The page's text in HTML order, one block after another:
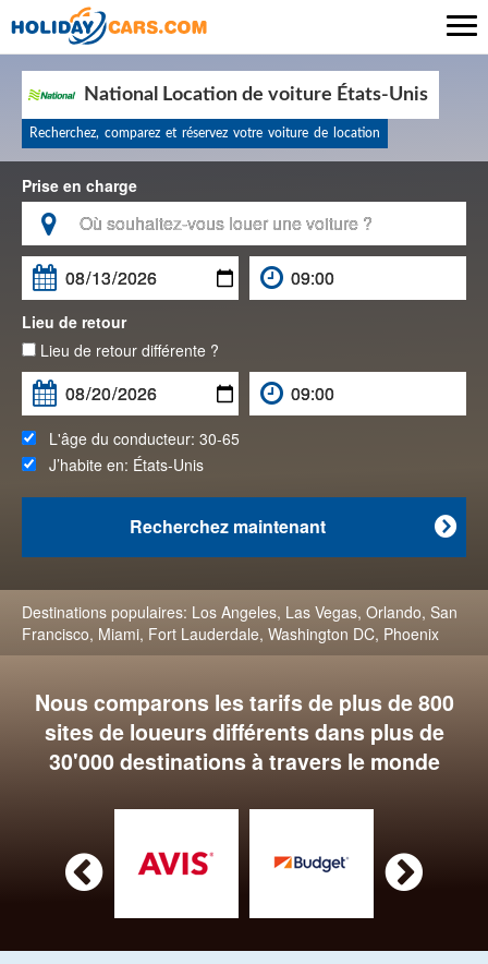
National Location de voiture États-Unis
Recherchez, comparez et réservez votre voiture de location
Prise en charge


Lieu de retour
Lieu de retour différente ?
L'âge du conducteur: 30-65
J’habite en: États-Unis

Recherchez maintenant
Destinations populaires: Los Angeles, Las Vegas, Orlando, San
Francisco, Miami, Fort Lauderdale, Washington DC, Phoenix
Nous comparons les tarifs de plus de 800
sites de loueurs différents dans plus de
30'000 destinations à travers le monde
 